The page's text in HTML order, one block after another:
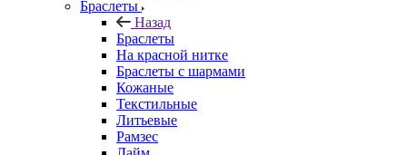
Браслеты
Назад
Браслеты
На красной нитке
Браслеты с шармами
Кожаные
Текстильные
Литьевые
Рамзес